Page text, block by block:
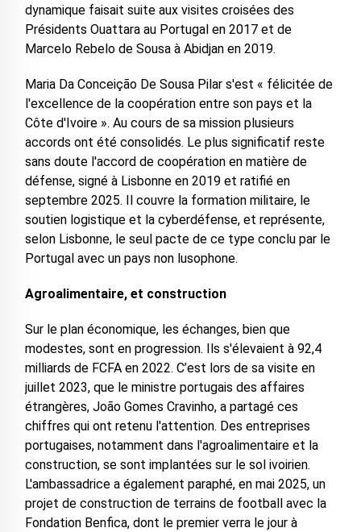
dynamique faisait suite aux visites croisées des
Présidents Ouattara au Portugal en 2017 et de
Marcelo Rebelo de Sousa à Abidjan en 2019.
Maria Da Conceição De Sousa Pilar s'est « félicitée de
l'excellence de la coopération entre son pays et la
Côte d'Ivoire ». Au cours de sa mission plusieurs
accords ont été consolidés. Le plus significatif reste
sans doute l'accord de coopération en matière de
défense, signé à Lisbonne en 2019 et ratifié en
septembre 2025. Il couvre la formation militaire, le
soutien logistique et la cyberdéfense, et représente,
selon Lisbonne, le seul pacte de ce type conclu par le
Portugal avec un pays non lusophone.
Agroalimentaire, et construction
Sur le plan économique, les échanges, bien que
modestes, sont en progression. Ils s'élevaient à 92,4
milliards de FCFA en 2022. C’est lors de sa visite en
juillet 2023, que le ministre portugais des affaires
étrangères, João Gomes Cravinho, a partagé ces
chiffres qui ont retenu l'attention. Des entreprises
portugaises, notamment dans l'agroalimentaire et la
construction, se sont implantées sur le sol ivoirien.
L'ambassadrice a également paraphé, en mai 2025, un
projet de construction de terrains de football avec la
Fondation Benfica, dont le premier verra le jour à